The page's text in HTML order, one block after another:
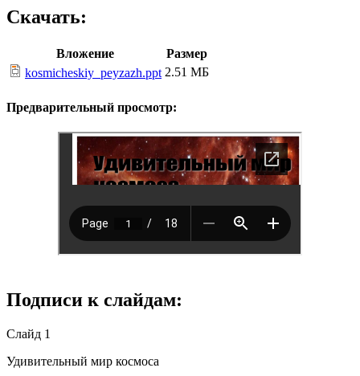
Скачать:
Вложение
Размер
kosmicheskiy_peyzazh.ppt 2.51 МБ
Предварительный просмотр:
Подписи к слайдам:
Слайд 1
Удивительный мир космоса